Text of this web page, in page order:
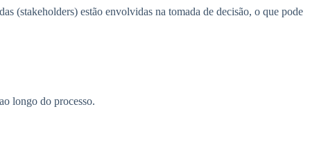
(stakeholders) estão envolvidas na tomada de decisão, o que pode
longo do processo.